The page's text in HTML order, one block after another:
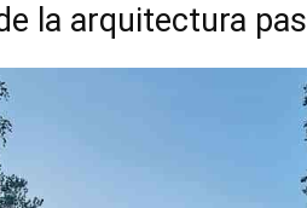
la arquitectura